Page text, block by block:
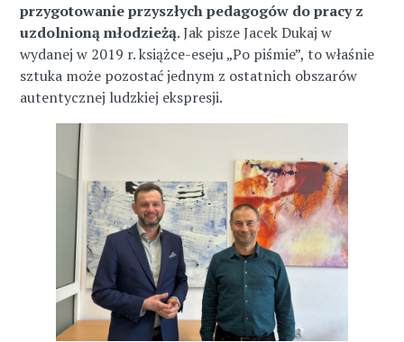
przygotowanie przyszłych pedagogów do pracy z
uzdolnioną młodzieżą. Jak pisze Jacek Dukaj w
wydanej w 2019 r. książce-eseju „Po piśmie”, to właśnie
sztuka może pozostać jednym z ostatnich obszarów
autentycznej ludzkiej ekspresji.